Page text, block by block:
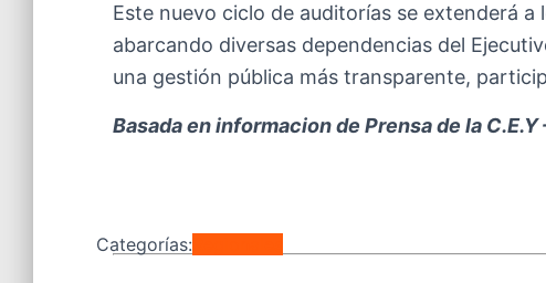
Este nuevo ciclo de auditorías se extenderá a
abarcando diversas dependencias del
una gestión pública más transparente,
Basada en informacion de Prensa de la C.E.Y
Categorías: